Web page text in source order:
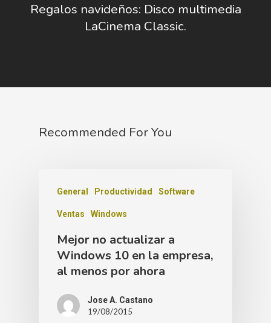
Regalos navideños: Disco multimedia
LaCinema Classic.
Recommended For You
General Productividad Software
Ventas Windows
Mejor no actualizar a
Windows 10 en la empresa,
al menos por ahora
Jose A. Castano
19/08/2015